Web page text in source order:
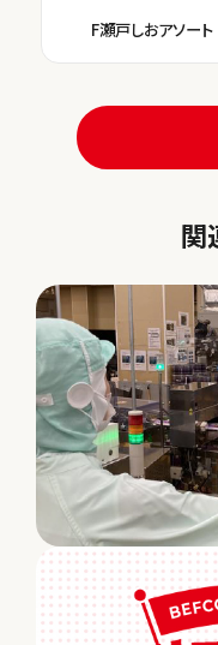
F瀬戸しおアソート
関